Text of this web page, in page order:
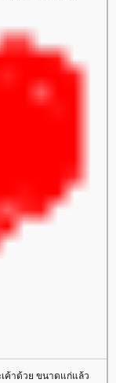
ค้าด้วย ขนาดแก่แล้ว